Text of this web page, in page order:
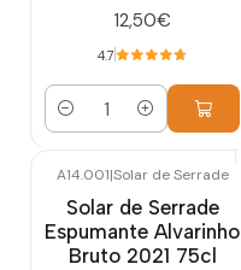
12,50€
4.7
Quantidade
A14.001|Solar de Serrade
Solar de Serrade
Espumante Alvarinho
Bruto 2021 75cl